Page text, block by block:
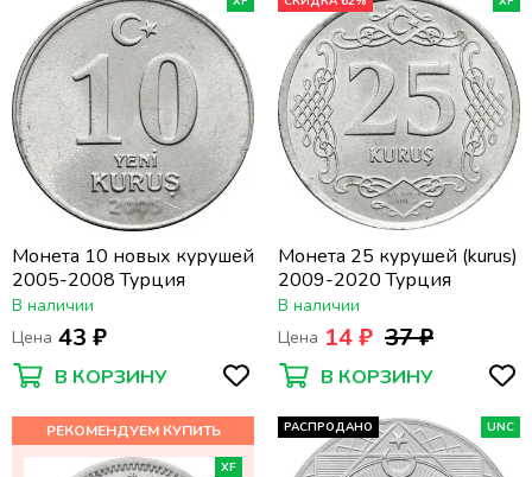
Монета 10 новых курушей
2005-2008 Турция
В наличии
Цена 43 ₽
В КОРЗИНУ
Монета 25 курушей (kurus)
2009-2020 Турция
В наличии
Цена 14 ₽ 37 ₽
В КОРЗИНУ
XF
РАСПРОДАНО UNC